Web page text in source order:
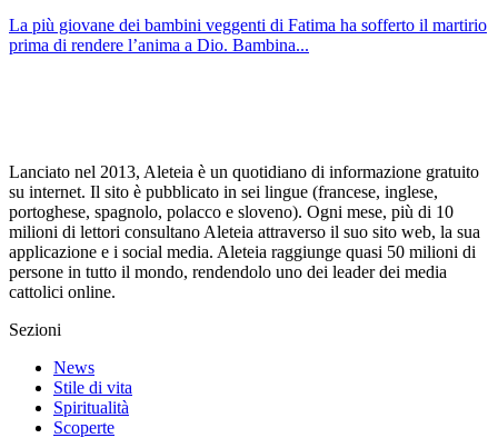
La più giovane dei bambini veggenti di Fatima ha sofferto il martirio
prima di rendere l’anima a Dio. Bambina...
Lanciato nel 2013, Aleteia è un quotidiano di informazione gratuito
su internet. Il sito è pubblicato in sei lingue (francese, inglese,
portoghese, spagnolo, polacco e sloveno). Ogni mese, più di 10
milioni di lettori consultano Aleteia attraverso il suo sito web, la sua
applicazione e i social media. Aleteia raggiunge quasi 50 milioni di
persone in tutto il mondo, rendendolo uno dei leader dei media
cattolici online.
Sezioni
News
Stile di vita
Spiritualità
Scoperte